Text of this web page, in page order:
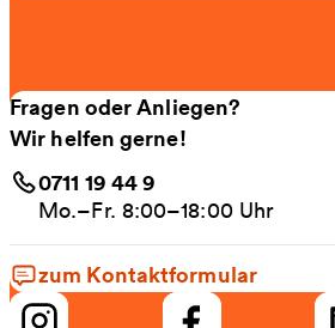
Fragen oder Anliegen?
Wir helfen gerne!
0711 19 44 9
Mo.–Fr. 8:00–18:00 Uhr
zum Kontaktformular